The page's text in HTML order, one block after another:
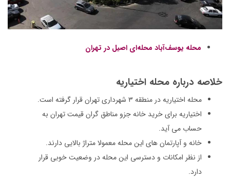
محله یوسف‌آباد محله‌ای اصیل در تهران
خلاصه درباره محله اختیاریه
محله اختیاریه در منطقه ۳ شهرداری تهران قرار گرفته است.
اختیاریه برای خرید خانه جزو مناطق گران قیمت تهران به
حساب می آید.
خانه و آپارتمان های این محله معمولا متراژ بالایی دارند.
از نظر امکانات و دسترسی این محله در وضعیت خوبی قرار
دارد.